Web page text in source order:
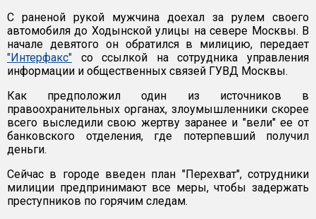
С раненой рукой мужчина доехал за рулем своего
автомобиля до Ходынской улицы на севере Москвы. В
начале девятого он обратился в милицию, передает
"Интерфакс" со ссылкой на сотрудника управления
информации и общественных связей ГУВД Москвы.
Как предположил один из источников в
правоохранительных органах, злоумышленники скорее
всего выследили свою жертву заранее и "вели" ее от
банковского отделения, где потерпевший получил
деньги.
Сейчас в городе введен план "Перехват", сотрудники
милиции предпринимают все меры, чтобы задержать
преступников по горячим следам.